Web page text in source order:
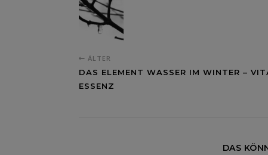
ÄLTER
DAS ELEMENT WASSER IM WINTER –
ESSENZ
DAS